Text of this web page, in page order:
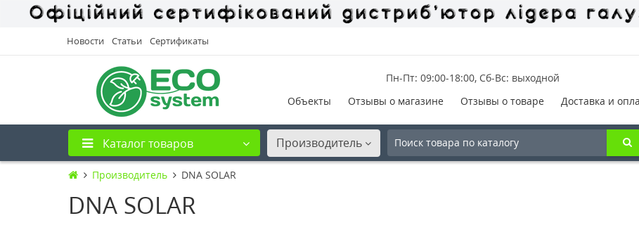
Новости Статьи Сертификаты
Пн-Пт: 09:00-18:00, Сб-Вс: выходной
Объекты
Отзывы о магазине Отзывы о товаре Доставка и
Каталог товаров Производитель
Производитель DNA SOLAR
DNA SOLAR